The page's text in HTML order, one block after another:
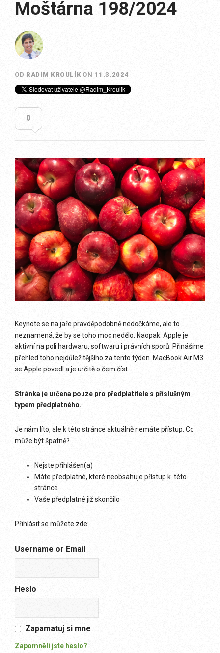
Moštárna 198/2024
OD RADIM KROULÍK ON 11.3.2024
0
Keynote se na jaře pravděpodobně nedočkáme, ale to
neznamená, že by se toho moc nedělo. Naopak. Apple je
aktivní na poli hardwaru, softwaru i právních sporů. Přinášíme
přehled toho nejdůležitějšího za tento týden. MacBook Air M3
se Apple povedl a je určitě o čem číst . . .
Stránka je určena pouze pro předplatitele s příslušným
typem předplatného.
Je nám líto, ale k této stránce aktuálně nemáte přístup. Co
může být špatně?
Nejste přihlášen(a)
Máte předplatné, které neobsahuje přístup k této
stránce
Vaše předplatné již skončilo
Přihlásit se můžete zde:
Username or Email
Heslo
Zapamatuj si mne
Zapomněli jste heslo?